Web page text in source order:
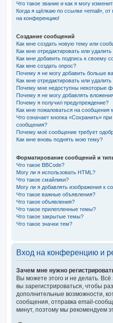
Что такое звание и как я могу
Когда я щёлкаю по ссылке «email», от
на конференцию!
Создание сообщений
Как мне создать новую тему или
Как мне отредактировать или
Как мне добавить подпись к своему
Как мне создать опрос?
Почему я не могу добавить больше
Как мне отредактировать или
Почему мне недоступны некоторые
Почему я не могу добавлять
Почему я получил предупреждение?
Как мне пожаловаться на сообщения
Что означает кнопка «Сохранить»
сообщения?
Почему моё сообщение требует
Как мне вновь поднять мою тему?
Форматирование сообщений и
Что такое BBCode?
Могу ли я использовать HTML?
Что такое смайлики?
Могу ли я добавлять изображения к
Что такое важные объявления?
Что такое объявления?
Что такое прилепленные темы?
Что такое закрытые темы?
Что такое значки тем?
Вход на конференцию и
Зачем мне нужно
Вы можете этого и не делать.
вы зарегистрироваться, чтобы
дополнительные возможности,
сообщения, отправка email-
минут, поэтому мы рекомендуем